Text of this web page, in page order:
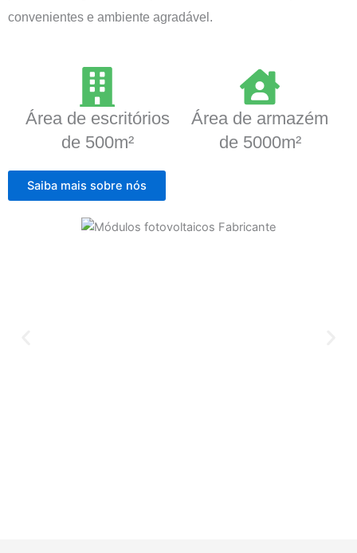
convenientes e ambiente agradável.
Área de escritórios
de 500m²
Área de armazém
de 5000m²
Saiba mais sobre nós